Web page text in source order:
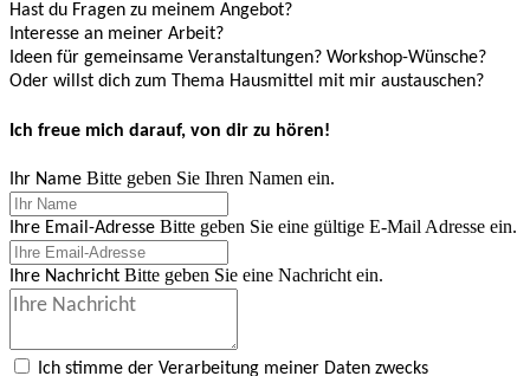
Hast du Fragen zu meinem Angebot?
Interesse an meiner Arbeit?
Ideen für gemeinsame Veranstaltungen? Workshop-Wünsche?
Oder willst dich zum Thema Hausmittel mit mir austauschen?
Ich freue mich darauf, von dir zu hören!
Ihr Name Bitte geben Sie Ihren Namen ein.
Ihre Email-Adresse Bitte geben Sie eine gültige E-Mail Adresse ein.
Ihre Nachricht Bitte geben Sie eine Nachricht ein.
Ich stimme der Verarbeitung meiner Daten zwecks